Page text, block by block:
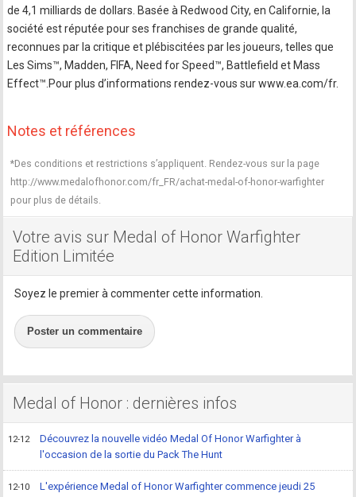
de 4,1 milliards de dollars. Basée à Redwood City, en Californie, la
société est réputée pour ses franchises de grande qualité,
reconnues par la critique et plébiscitées par les joueurs, telles que
Les Sims™, Madden, FIFA, Need for Speed™, Battlefield et Mass
Effect™.Pour plus d’informations rendez-vous sur www.ea.com/fr.
Notes et références
*Des conditions et restrictions s’appliquent. Rendez-vous sur la page
http://www.medalofhonor.com/fr_FR/achat-medal-of-honor-warfighter
pour plus de détails.
Votre avis sur Medal of Honor Warfighter
Edition Limitée
Soyez le premier à commenter cette information.
Poster un commentaire
Medal of Honor : dernières infos
12-12
Découvrez la nouvelle vidéo Medal Of Honor Warfighter à
l'occasion de la sortie du Pack The Hunt
12-10
L'expérience Medal of Honor Warfighter commence jeudi 25